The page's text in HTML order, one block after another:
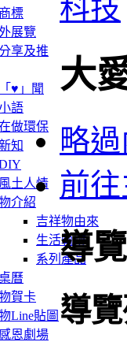
標
展覽
享及推
♥」聞
語
做環保
知
土人情
介紹
吉祥物由來
生活軌跡
系列產品
曆
賀卡
Line貼圖
恩劇場
大
略
前
導
導覽